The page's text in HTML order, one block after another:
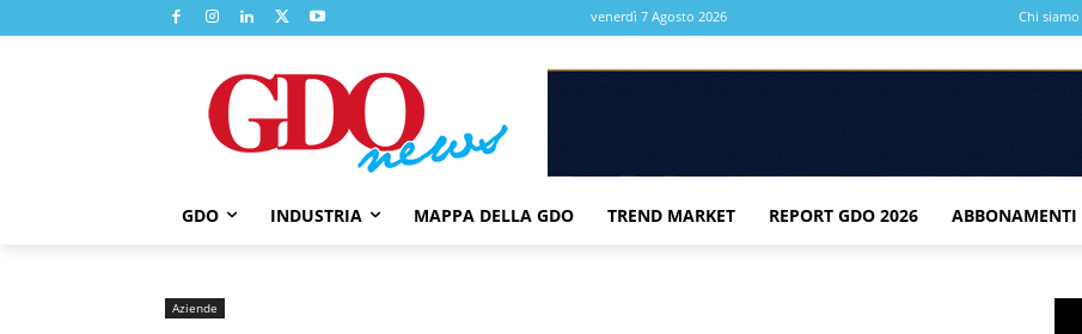
venerdì 7 Agosto 2026 Chi siamo
GDO INDUSTRIA MAPPA DELLA GDO TREND MARKET REPORT GDO 2026 ABBONAMENTI
Aziende